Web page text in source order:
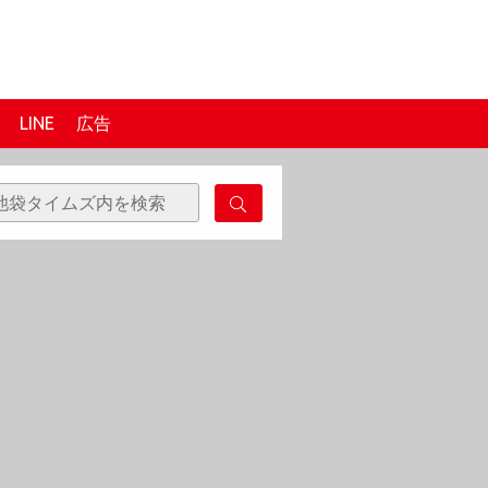
LINE 広告